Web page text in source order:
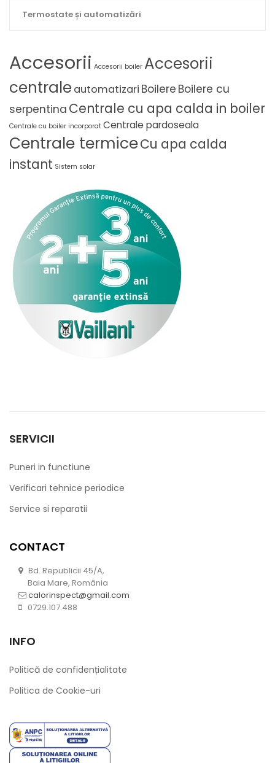
Termostate și automatizări
Accesorii Accesorii boiler Accesorii
centrale automatizari Boilere Boilere cu
serpentina Centrale cu apa calda in boiler
Centrale cu boiler incorporat Centrale pardoseala
Centrale termiceCu apa calda
instant Sistem solar
SERVICII
Puneri in functiune
Verificari tehnice periodice
Service si reparatii
CONTACT
Bd. Republicii 45/A,
Baia Mare, România
calorinspect@gmail.com
0729.107.488
INFO
Politică de confidențialitate
Politica de Cookie-uri